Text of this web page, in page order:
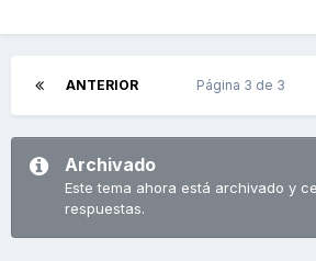
ANTERIOR Página 3 de 3
Archivado
Este tema ahora está archivado y
respuestas.